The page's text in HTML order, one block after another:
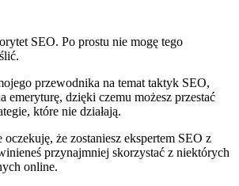
SEO. Po prostu nie mogę tego
przewodnika na temat taktyk SEO,
emeryturę, dzięki czemu możesz przestać
które nie działają.
że zostaniesz ekspertem SEO z
przynajmniej skorzystać z niektórych
online.